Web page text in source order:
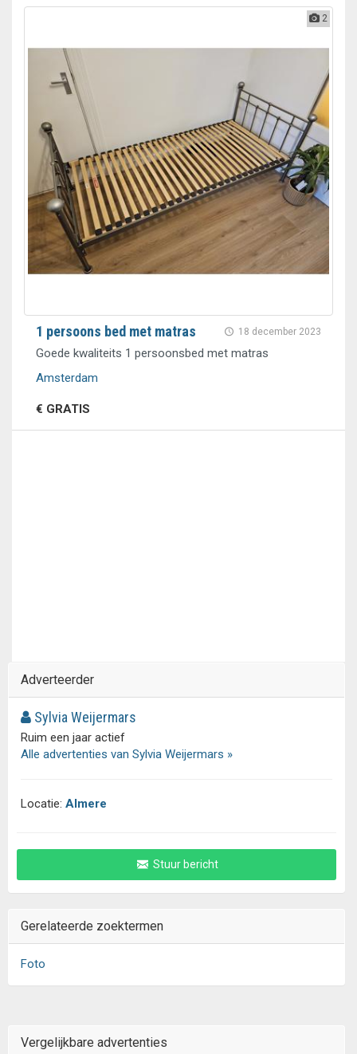
2
18 december 2023
1 persoons bed met matras
Goede kwaliteits 1 persoonsbed met matras
Amsterdam
€ GRATIS
Adverteerder
Sylvia Weijermars
Ruim een jaar actief
Alle advertenties van Sylvia Weijermars »
Locatie: Almere
Stuur bericht
Gerelateerde zoektermen
Foto
Vergelijkbare advertenties